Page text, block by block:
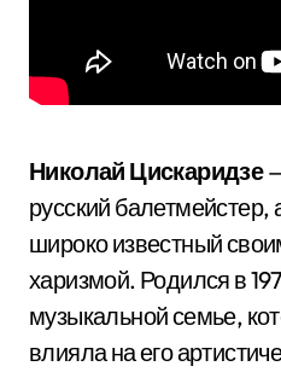
Николай Цискаридзе
русский балетмейстер,
широко известный
харизмой. Родился в
музыкальной семье,
влияла на его